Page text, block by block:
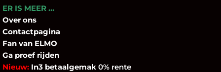
ER IS MEER …
Over ons
Contactpagina
Fan van ELMO
Ga proef rijden
Nieuw: In3 betaalgemak 0% rente